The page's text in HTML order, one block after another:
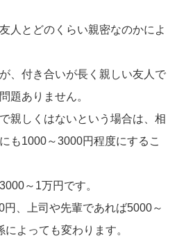
人とどのくらい親密なのかによ
、付き合いが長く親しい友人で
題ありません。
親しくはないという場合は、相
も1000～3000円程度にするこ
～1万円です。
、上司や先輩であれば5000～
よっても変わります。